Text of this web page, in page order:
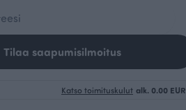
Tilaa saapumisilmoitus
Katso toimituskulut alk. 0.00 EUR